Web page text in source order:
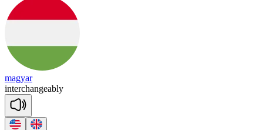
magyar
interchangeably